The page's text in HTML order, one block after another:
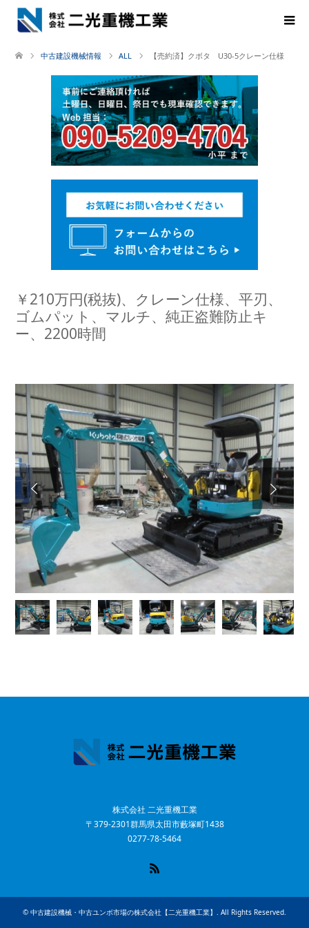
中古建設機械情報 ALL 【売約済】クボタ U30-5クレーン仕様
￥210万円(税抜)、クレーン仕様、平刃、
ゴムパット、マルチ、純正盗難防止キ
ー、2200時間
Next
株式会社 二光重機工業
〒379-2301群馬県太田市藪塚町1438
0277-78-5464
© 中古建設機械・中古ユンボ市場の株式会社【二光重機工業】 . All Rights Reserved.